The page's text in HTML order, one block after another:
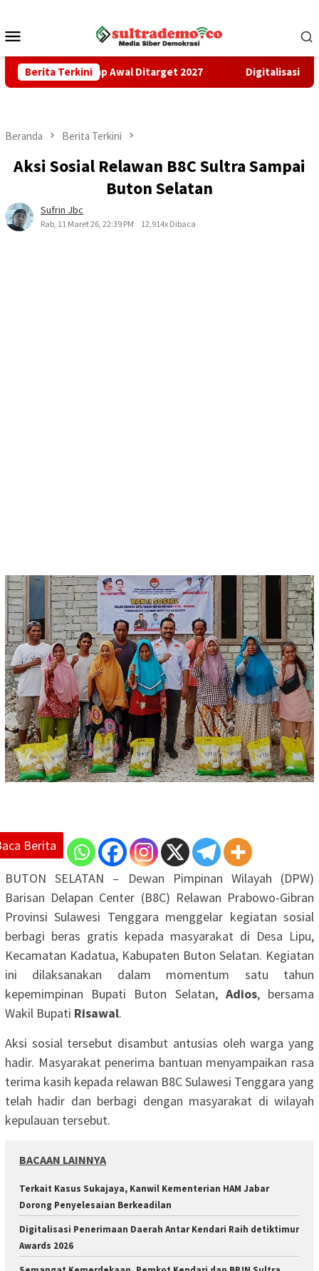
konten
Mobile
Berita Terkini
Tahap Awal Ditarget 2027 Digitalisasi Penerimaan
Beranda Berita Terkini
Aksi Sosial Relawan B8C Sultra Sampai
Buton Selatan
Sufrin Jbc
Rab, 11 Maret 26, 22:39 PM 12,914x Dibaca
Berita
BUTON SELATAN – Dewan Pimpinan Wilayah (DPW)
Barisan Delapan Center (B8C) Relawan Prabowo-Gibran
Provinsi Sulawesi Tenggara menggelar kegiatan sosial
berbagi beras gratis kepada masyarakat di Desa Lipu,
Kecamatan Kadatua, Kabupaten Buton Selatan. Kegiatan
ini dilaksanakan dalam momentum satu tahun
kepemimpinan Bupati Buton Selatan, Adios, bersama
Wakil Bupati Risawal.
Aksi sosial tersebut disambut antusias oleh warga yang
hadir. Masyarakat penerima bantuan menyampaikan rasa
terima kasih kepada relawan B8C Sulawesi Tenggara yang
telah hadir dan berbagi dengan masyarakat di wilayah
kepulauan tersebut.
BACAAN LAINNYA
‎Terkait Kasus Sukajaya, Kanwil Kementerian HAM Jabar
‎Dorong Penyelesaian Berkeadilan
Digitalisasi Penerimaan Daerah Antar Kendari Raih detiktimur
Awards 2026